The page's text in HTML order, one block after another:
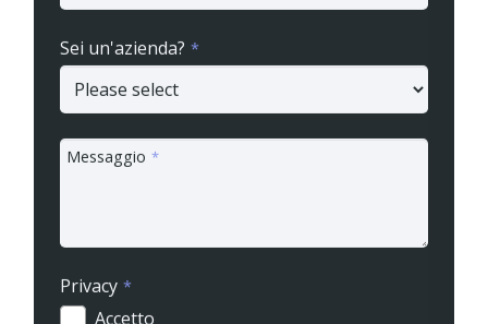
Sei un'azienda? *
Messaggio *
Privacy *
Accetto